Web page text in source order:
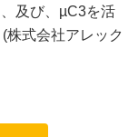
及び、µC3を活
株式会社アレック